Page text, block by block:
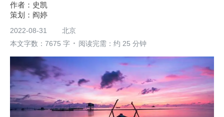
史凯
阎婷
2022-08-31
北京
本文字数：7675 字
阅读完需：约 25 分钟